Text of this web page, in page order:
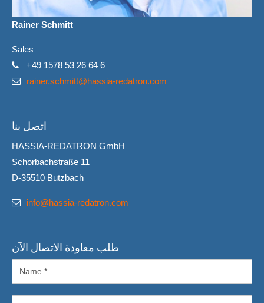
Rainer Schmitt
Sales
+49 1578 53 26 64 6
rainer.schmitt@hassia-redatron.com
اتصل بنا
HASSIA-REDATRON GmbH
Schorbachstraße 11
D-35510 Butzbach
info@hassia-redatron.com
طلب معاودة الاتصال الآن